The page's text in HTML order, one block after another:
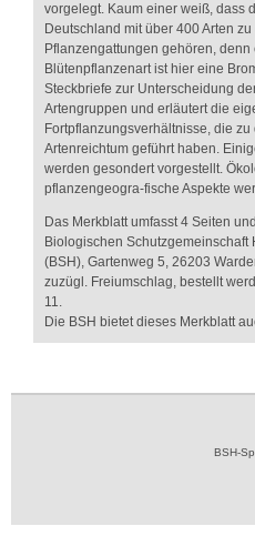
vorgelegt. Kaum einer weiß, dass
Deutschland mit über 400 Arten
Pflanzengattungen gehören, denn
Blütenpflanzenart ist hier eine
Steckbriefe zur Unterscheidung
Artengruppen und erläutert die
Fortpflanzungsverhältnisse, die
Artenreichtum geführt haben.
werden gesondert vorgestellt.
pflanzengeogra-fische Aspekte
Das Merkblatt umfasst 4 Seiten
Biologischen Schutzgemeinschaft
(BSH), Gartenweg 5, 26203
zuzügl. Freiumschlag, bestellt
11.
Die BSH bietet dieses Merkblatt
BSH-